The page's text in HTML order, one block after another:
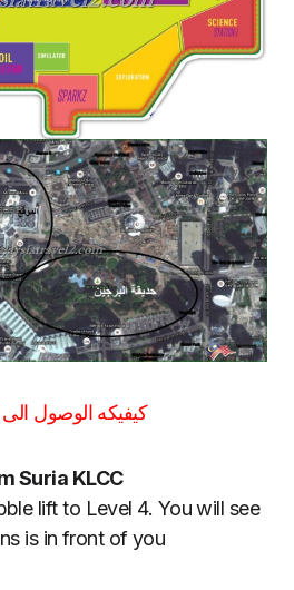
كيفيكه الوصول الى
Suria KLCC
lift to Level 4. You will see
is in front of you.